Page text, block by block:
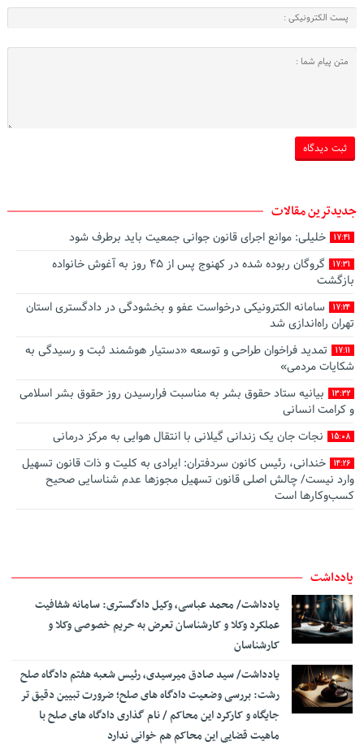
جدیدترین مقالات
17:41 خلیلی: موانع اجرای قانون جوانی جمعیت باید برطرف شود
17:31
گروگان ربوده‌ شده در کهنوج پس از ۴۵ روز به آغوش خانواده
بازگشت
17:24
سامانه الکترونیکی درخواست عفو و بخشودگی در دادگستری استان
تهران راه‌اندازی شد
17:11
تمدید فراخوان طراحی و توسعه «دستیار هوشمند ثبت و رسیدگی به
شکایات مردمی»
13:32
بیانیه ستاد حقوق بشر به مناسبت فرارسیدن روز حقوق بشر اسلامی
و کرامت انسانی
15:08 نجات جان یک زندانی گیلانی با انتقال هوایی به مرکز درمانی
14:26
خندانی، رئیس کانون سردفتران: ایرادی به کلیت و ذات قانون تسهیل
وارد نیست/ چالش اصلی قانون تسهیل مجوزها عدم شناسایی صحیح
کسب‌وکارها است
و اختصاصی منصب قضا
12:32 قدردانی مرکز وکلای قوه قضاییه از خبرنگاران ایرنا
14:22
رئیس کانون سردفتران استان یزد: قانون تسهیل، ناترازی اقتصادی
شدیدی را به دفاتر تحمیل کرده است/ تضعیف جایگاه اسناد رسمی، اساس
نظام ثبتی کشور را نابود خواهد کرد
14:12 اجرای آزمایشی «سامانه جامع عملکرد قضات» رونمایی شد
امضای تفاهم نامه همکاری حقوقی بین وزارت خارجه و مرکز وکلای
یادداشت
یادداشت/ محمد عباسی، وکیل دادگستری: سامانه شفافیت
عملکرد وکلا و کارشناسان تعرض به حریم خصوصی وکلا و
کارشناسان
‎یادداشت/ سید صادق میرسیدی، رئیس شعبه هفتم دادگاه صلح
رشت: بررسی وضعیت دادگاه های صلح؛ ضرورت تبیین دقیق تر
جایگاه و کارکرد این محاکم / نام گذاری دادگاه های صلح با
ماهیت قضایی این محاکم هم خوانی ندارد